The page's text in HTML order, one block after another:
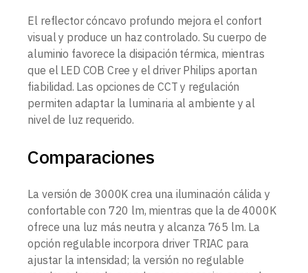
El reflector cóncavo profundo mejora el confort
visual y produce un haz controlado. Su cuerpo de
aluminio favorece la disipación térmica, mientras
que el LED COB Cree y el driver Philips aportan
fiabilidad. Las opciones de CCT y regulación
permiten adaptar la luminaria al ambiente y al
nivel de luz requerido.
Comparaciones
La versión de 3000K crea una iluminación cálida y
confortable con 720 lm, mientras que la de 4000K
ofrece una luz más neutra y alcanza 765 lm. La
opción regulable incorpora driver TRIAC para
ajustar la intensidad; la versión no regulable